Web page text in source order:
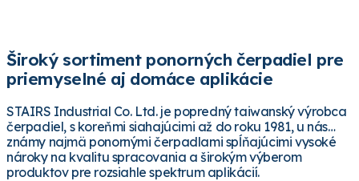
Široký sortiment ponorných čerpadiel pre
priemyselné aj domáce aplikácie
STAIRS Industrial Co. Ltd. je popredný taiwanský výrobca
čerpadiel, s koreňmi siahajúcimi až do roku 1981, u nás
známy najmä ponornými čerpadlami spĺňajúcimi vysoké
nároky na kvalitu spracovania a širokým výberom
produktov pre rozsiahle spektrum aplikácií.